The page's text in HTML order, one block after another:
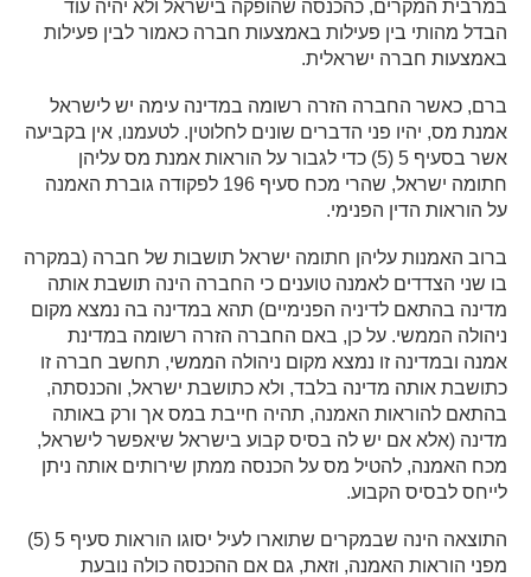
במרבית המקרים, כהכנסה שהופקה בישראל ולא יהיה עוד
הבדל מהותי בין פעילות באמצעות חברה כאמור לבין פעילות
באמצעות חברה ישראלית.
ברם, כאשר החברה הזרה רשומה במדינה עימה יש לישראל
אמנת מס, יהיו פני הדברים שונים לחלוטין. לטעמנו, אין בקביעה
אשר בסעיף 5 (5) כדי לגבור על הוראות אמנת מס עליהן
חתומה ישראל, שהרי מכח סעיף 196 לפקודה גוברת האמנה
על הוראות הדין הפנימי.
ברוב האמנות עליהן חתומה ישראל תושבות של חברה (במקרה
בו שני הצדדים לאמנה טוענים כי החברה הינה תושבת אותה
מדינה בהתאם לדיניה הפנימיים) תהא במדינה בה נמצא מקום
ניהולה הממשי. על כן, באם החברה הזרה רשומה במדינת
אמנה ובמדינה זו נמצא מקום ניהולה הממשי, תחשב חברה זו
כתושבת אותה מדינה בלבד, ולא כתושבת ישראל, והכנסתה,
בהתאם להוראות האמנה, תהיה חייבת במס אך ורק באותה
מדינה (אלא אם יש לה בסיס קבוע בישראל שיאפשר לישראל,
מכח האמנה, להטיל מס על הכנסה ממתן שירותים אותה ניתן
לייחס לבסיס הקבוע.
התוצאה הינה שבמקרים שתוארו לעיל יסוגו הוראות סעיף 5 (5)
מפני הוראות האמנה, וזאת, גם אם ההכנסה כולה נובעת